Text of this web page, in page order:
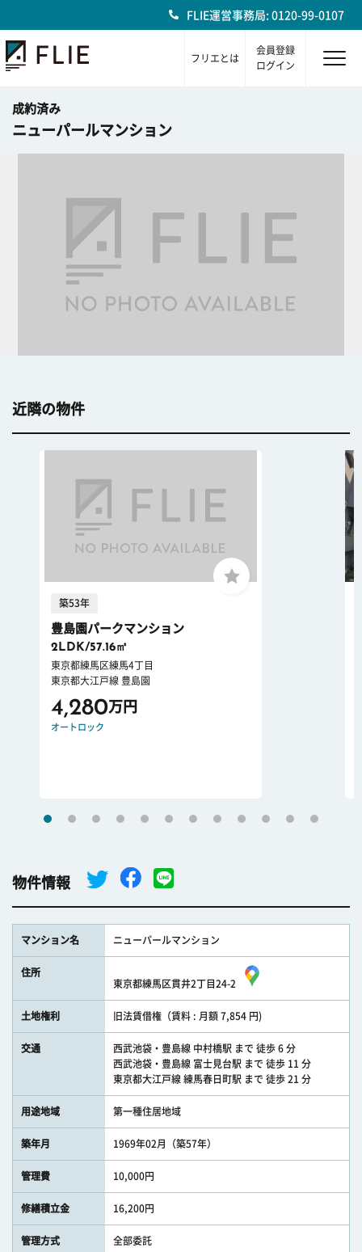
FLIE運営事務局: 0120-99-0107
フリエとは
会員登録
ログイン
成約済み
ニューパールマンション
近隣の物件
築53年
豊島園パークマンション
2LDK/57.16㎡
東京都練馬区練馬4丁目
東京都大江戸線 豊島園
4,280万円
オートロック
物件情報
マンション名 ニューパールマンション
住所
東京都練馬区貫井2丁目24-2
土地権利 旧法賃借権（賃料 : 月額 7,854 円)
交通
西武池袋・豊島線 中村橋駅 まで 徒歩 6 分
西武池袋・豊島線 富士見台駅 まで 徒歩 11 分
東京都大江戸線 練馬春日町駅 まで 徒歩 21 分
用途地域 第一種住居地域
築年月 1969年02月（築57年）
管理費 10,000円
修繕積立金 16,200円
管理方式 全部委託